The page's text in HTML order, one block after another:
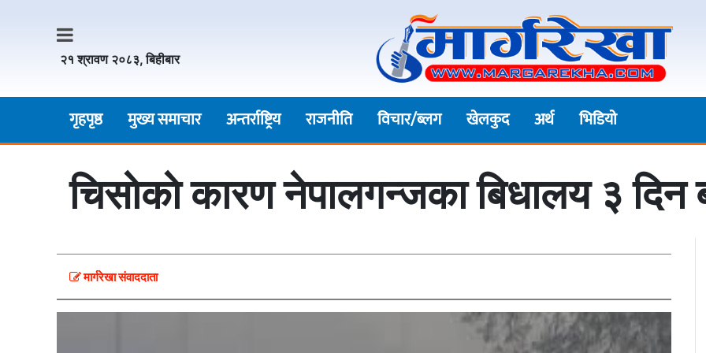
२१ श्रावण २०८३, बिहीबार
गृहपृष्ठ मुख्य समाचार अन्तर्राष्ट्रिय राजनीति विचार/ब्लग खेलकुद अर्थ भिडियाे
चिसाेकाे कारण नेपालगन्जका बिधालय ३ दिन
मार्गरेखा संवाददाता